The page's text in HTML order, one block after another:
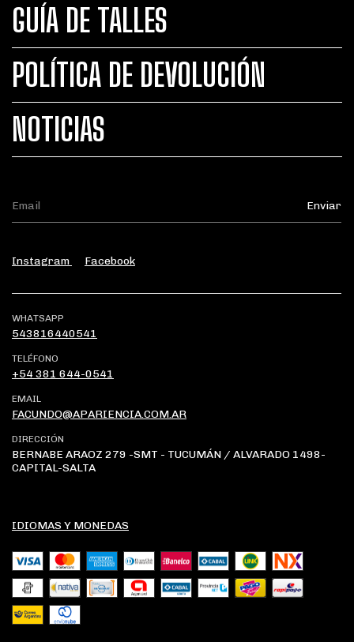
GUÍA DE TALLES
POLÍTICA DE DEVOLUCIÓN
NOTICIAS
Instagram Facebook
WHATSAPP
543816440541
TELÉFONO
+54 381 644-0541
EMAIL
FACUNDO@APARIENCIA.COM.AR
DIRECCIÓN
BERNABE ARAOZ 279 -SMT - TUCUMÁN / ALVARADO 1498-
CAPITAL-SALTA
IDIOMAS Y MONEDAS